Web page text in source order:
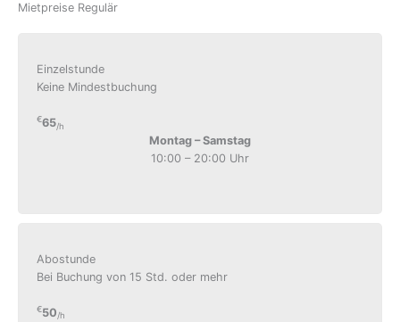
Mietpreise Regulär
Einzelstunde
Keine Mindestbuchung
€65/h
Montag – Samstag
10:00 – 20:00 Uhr
Abostunde
Bei Buchung von 15 Std. oder mehr
€50/h